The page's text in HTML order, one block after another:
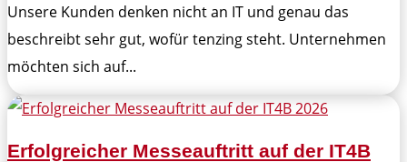
Unsere Kunden denken nicht an IT und genau das
beschreibt sehr gut, wofür tenzing steht. Unternehmen
möchten sich auf...
Erfolgreicher Messeauftritt auf der IT4B